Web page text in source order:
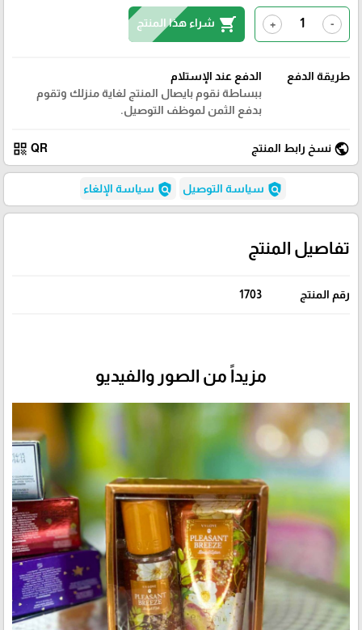
-
+
shopping_cart شراء هذا المنتج
طريقة الدفع
الدفع عند الإستلام
ببساطة نقوم بايصال المنتج لغاية منزلك وتقوم
بدفع الثمن لموظف التوصيل.
public نسخ رابط المنتج QR
qr_code
policy سياسة التوصيل policy سياسة الإلغاء
تفاصيل المنتج
رقم المنتج 1703
مزيداً من الصور والفيديو